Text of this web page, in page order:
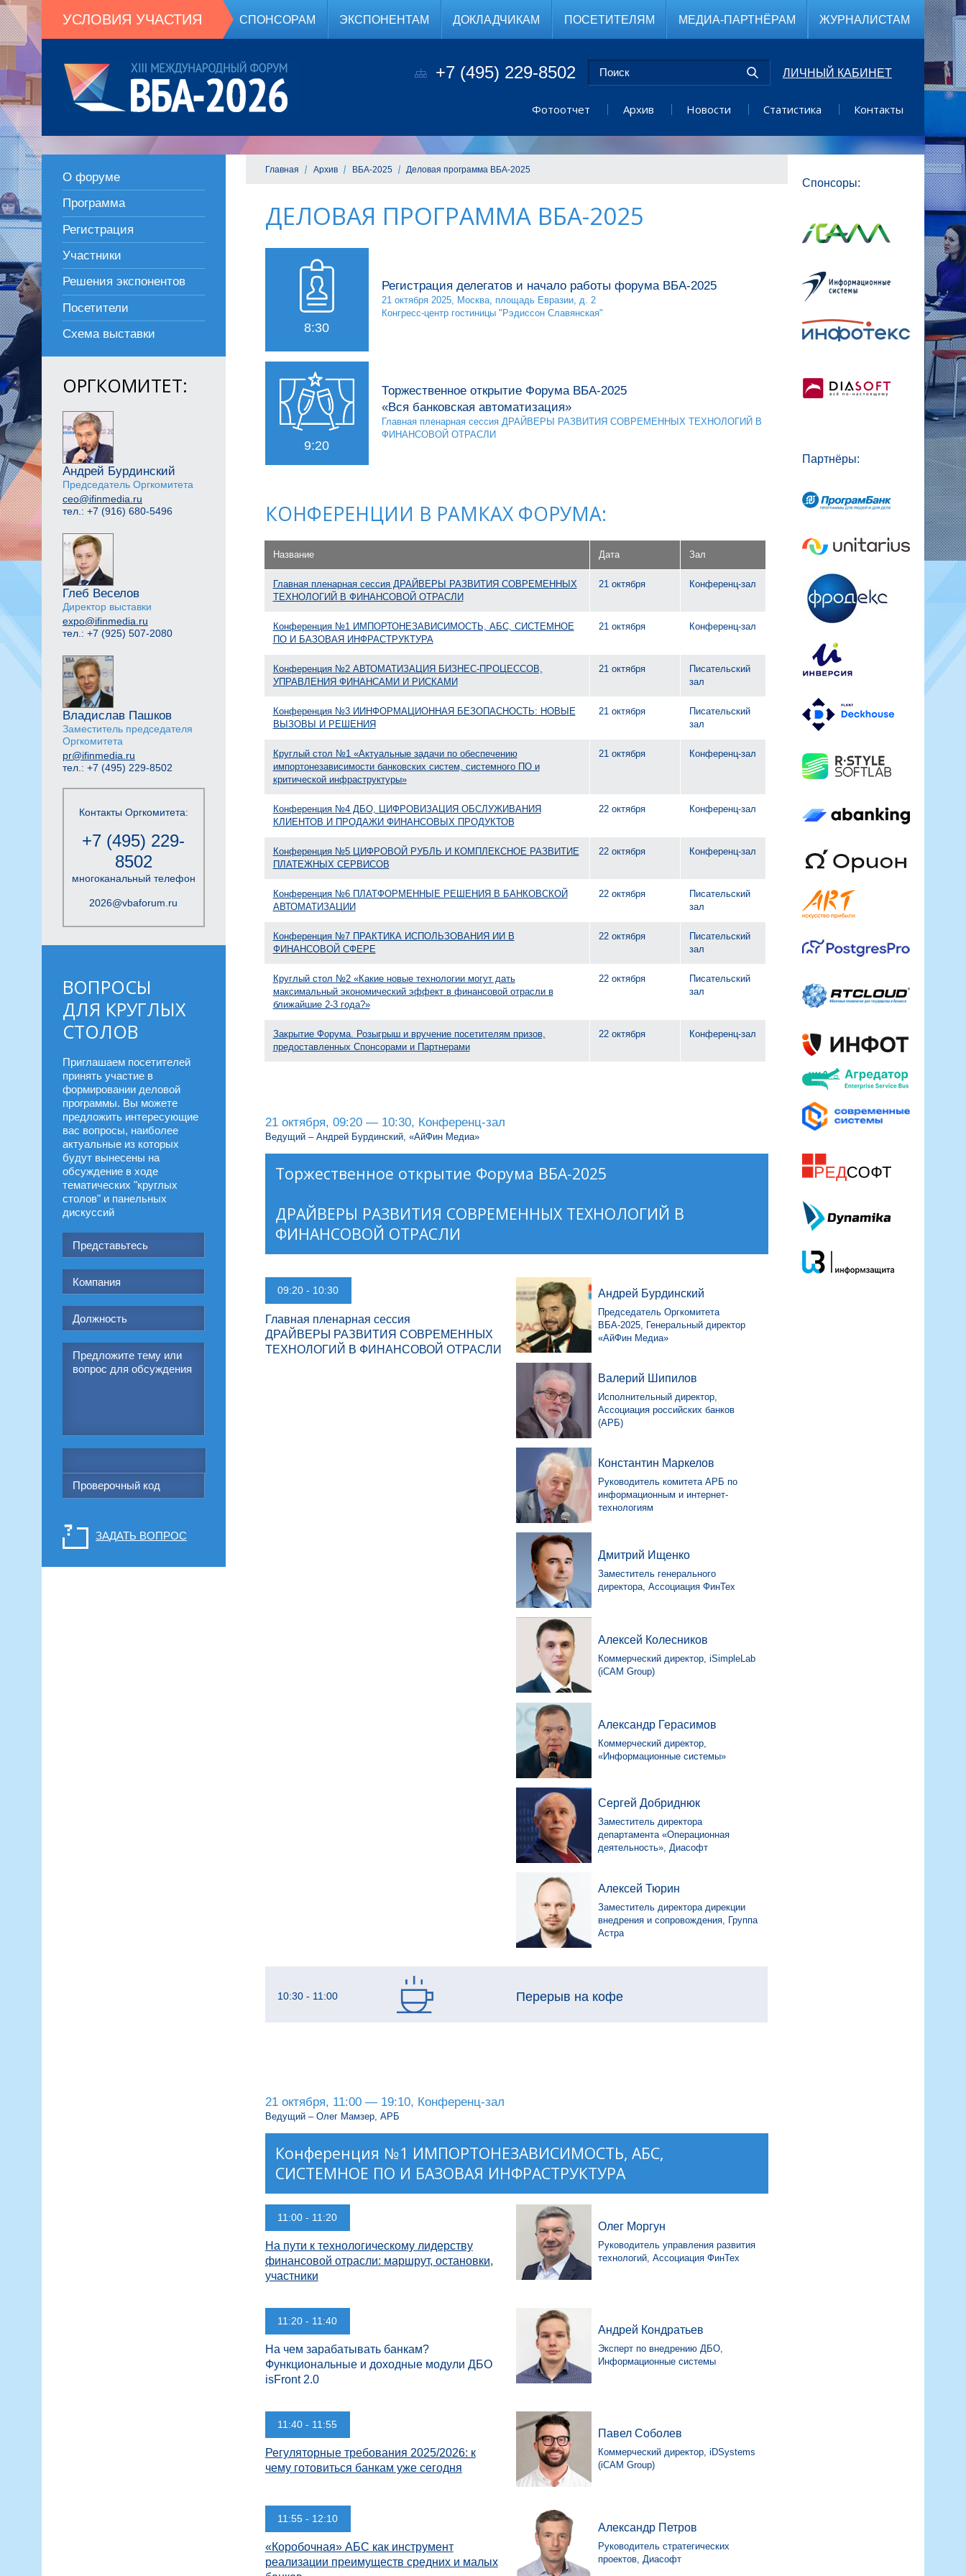
УСЛОВИЯ УЧАСТИЯ СПОНСОРАМ ЭКСПОНЕНТАМ ДОКЛАДЧИКАМ ПОСЕТИТЕЛЯМ МЕДИА-ПАРТНЁРАМ ЖУРНАЛИСТАМ
+7 (495) 229-8502 ЛИЧНЫЙ КАБИНЕТ
Фотоотчет Архив Новости Статистика Контакты
О форуме
Программа
Регистрация
Участники
Решения экспонентов
Посетители
Схема выставки
ОРГКОМИТЕТ:
Андрей Бурдинский
Председатель Оргкомитета
ceo@ifinmedia.ru
тел.: +7 (916) 680-5496
Глеб Веселов
Директор выставки
expo@ifinmedia.ru
тел.: +7 (925) 507-2080
Владислав Пашков
Заместитель председателя
Оргкомитета
pr@ifinmedia.ru
тел.: +7 (495) 229-8502
Контакты Оргкомитета:
+7 (495) 229-
8502
многоканальный телефон
2026@vbaforum.ru
ВОПРОСЫ
ДЛЯ КРУГЛЫХ
СТОЛОВ
Приглашаем посетителей
принять участие в
формировании деловой
программы. Вы можете
предложить интересующие
вас вопросы, наиболее
актуальные из которых
будут вынесены на
обсуждение в ходе
тематических "круглых
столов" и панельных
дискуссий
ЗАДАТЬ ВОПРОС
Главная Архив ВБА-2025 Деловая программа ВБА-2025
ДЕЛОВАЯ ПРОГРАММА ВБА-2025
8:30
Регистрация делегатов и начало работы форума ВБА-2025
21 октября 2025, Москва, площадь Евразии, д. 2
Конгресс-центр гостиницы "Рэдиссон Славянская"
9:20
Торжественное открытие Форума ВБА-2025
«Вся банковская автоматизация»
Главная пленарная сессия ДРАЙВЕРЫ РАЗВИТИЯ СОВРЕМЕННЫХ ТЕХНОЛОГИЙ В
ФИНАНСОВОЙ ОТРАСЛИ
КОНФЕРЕНЦИИ В РАМКАХ ФОРУМА:
Название Дата Зал
Главная пленарная сессия ДРАЙВЕРЫ РАЗВИТИЯ СОВРЕМЕННЫХ
ТЕХНОЛОГИЙ В ФИНАНСОВОЙ ОТРАСЛИ
21 октября Конференц-зал
Конференция №1 ИМПОРТОНЕЗАВИСИМОСТЬ, АБС, СИСТЕМНОЕ
ПО И БАЗОВАЯ ИНФРАСТРУКТУРА
21 октября Конференц-зал
Конференция №2 АВТОМАТИЗАЦИЯ БИЗНЕС-ПРОЦЕССОВ,
УПРАВЛЕНИЯ ФИНАНСАМИ И РИСКАМИ
21 октября
Писательский
зал
Конференция №3 ИИНФОРМАЦИОННАЯ БЕЗОПАСНОСТЬ: НОВЫЕ
ВЫЗОВЫ И РЕШЕНИЯ
21 октября
Писательский
зал
Круглый стол №1 «Актуальные задачи по обеспечению
импортонезависимости банковских систем, системного ПО и
критической инфраструктуры»
21 октября Конференц-зал
Конференция №4 ДБО, ЦИФРОВИЗАЦИЯ ОБСЛУЖИВАНИЯ
КЛИЕНТОВ И ПРОДАЖИ ФИНАНСОВЫХ ПРОДУКТОВ
22 октября Конференц-зал
Конференция №5 ЦИФРОВОЙ РУБЛЬ И КОМПЛЕКСНОЕ РАЗВИТИЕ
ПЛАТЕЖНЫХ СЕРВИСОВ
22 октября Конференц-зал
Конференция №6 ПЛАТФОРМЕННЫЕ РЕШЕНИЯ В БАНКОВСКОЙ
АВТОМАТИЗАЦИИ
22 октября
Писательский
зал
Конференция №7 ПРАКТИКА ИСПОЛЬЗОВАНИЯ ИИ В
ФИНАНСОВОЙ СФЕРЕ
22 октября
Писательский
зал
Круглый стол №2 «Какие новые технологии могут дать
максимальный экономический эффект в финансовой отрасли в
ближайшие 2-3 года?»
22 октября
Писательский
зал
Закрытие Форума. Розыгрыш и вручение посетителям призов,
предоставленных Спонсорами и Партнерами
22 октября Конференц-зал
21 октября, 09:20 — 10:30, Конференц-зал
Ведущий – Андрей Бурдинский, «АйФин Медиа»
Торжественное открытие Форума ВБА-2025
ДРАЙВЕРЫ РАЗВИТИЯ СОВРЕМЕННЫХ ТЕХНОЛОГИЙ В
ФИНАНСОВОЙ ОТРАСЛИ
09:20 - 10:30
Главная пленарная сессия
ДРАЙВЕРЫ РАЗВИТИЯ СОВРЕМЕННЫХ
ТЕХНОЛОГИЙ В ФИНАНСОВОЙ ОТРАСЛИ
Андрей Бурдинский
Председатель Оргкомитета
ВБА-2025, Генеральный директор
«АйФин Медиа»
Валерий Шипилов
Исполнительный директор,
Ассоциация российских банков
(АРБ)
Константин Маркелов
Руководитель комитета АРБ по
информационным и интернет-
технологиям
Дмитрий Ищенко
Заместитель генерального
директора, Ассоциация ФинТех
Алексей Колесников
Коммерческий директор, iSimpleLab
(iCAM Group)
Александр Герасимов
Коммерческий директор,
«Информационные системы»
Сергей Добриднюк
Заместитель директора
департамента «Операционная
деятельность», Диасофт
Алексей Тюрин
Заместитель директора дирекции
внедрения и сопровождения, Группа
Астра
10:30 - 11:00 Перерыв на кофе
21 октября, 11:00 — 19:10, Конференц-зал
Ведущий – Олег Мамзер, АРБ
Конференция №1 ИМПОРТОНЕЗАВИСИМОСТЬ, АБС,
СИСТЕМНОЕ ПО И БАЗОВАЯ ИНФРАСТРУКТУРА
11:00 - 11:20
На пути к технологическому лидерству
финансовой отрасли: маршрут, остановки,
участники
Олег Моргун
Руководитель управления развития
технологий, Ассоциация ФинТех
11:20 - 11:40
На чем зарабатывать банкам?
Функциональные и доходные модули ДБО
isFront 2.0
Андрей Кондратьев
Эксперт по внедрению ДБО,
Информационные системы
11:40 - 11:55
Регуляторные требования 2025/2026: к
чему готовиться банкам уже сегодня
Павел Соболев
Коммерческий директор, iDSystems
(iCAM Group)
11:55 - 12:10
«Коробочная» АБС как инструмент
реализации преимуществ средних и малых
Александр Петров
Руководитель стратегических
проектов, Диасофт
Спонсоры:
Партнёры: